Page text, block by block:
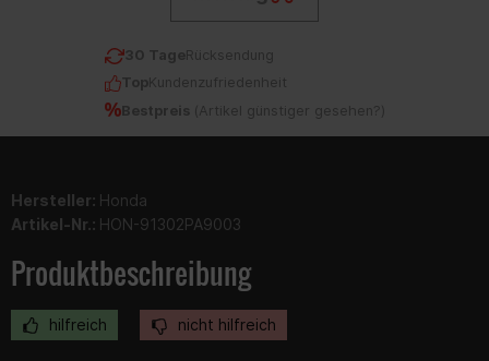
30 TageRücksendung
TopKundenzufriedenheit
Bestpreis ( Artikel günstiger gesehen? )
Hersteller: Honda
Artikel-Nr.: HON-91302PA9003
Produktbeschreibung
hilfreich nicht hilfreich